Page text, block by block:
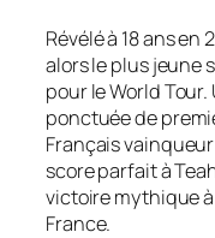
Révélé à 18 ans
alors le plus jeune
pour le World
ponctuée de
Français
score parfait à
victoire mythique
France.